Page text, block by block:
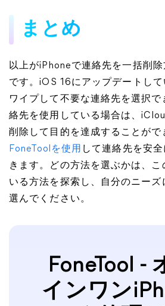
まとめ
以上がiPhoneで連絡先を一括削
です。iOS 16にアップデートし
ワイプして不要な連絡先を選択
絡先を使用している場合は、
削除して目的を達成することがで
FoneToolを使用 して連絡先を安
きます。どの方法を選ぶかは、こ
いる方法を探索し、自分のニーズ
選んでください。
FoneTool -
インワン